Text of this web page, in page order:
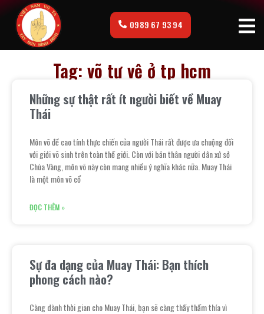
0989 67 93 94
Tag: võ tự vệ ở tp hcm
Những sự thật rất ít người biết về Muay
Thái
Môn võ đề cao tính thực chiến của người Thái rất được ưa chuộng đối
với giới võ sinh trên toàn thế giới. Còn với bản thân người dân xứ sở
Chùa Vàng, môn võ này còn mang nhiều ý nghĩa khác nữa. Muay Thái
là một môn võ cổ
ĐỌC THÊM »
Sự đa dạng của Muay Thái: Bạn thích
phong cách nào?
Càng dành thời gian cho Muay Thái, bạn sẽ càng thấy thấm thía vì